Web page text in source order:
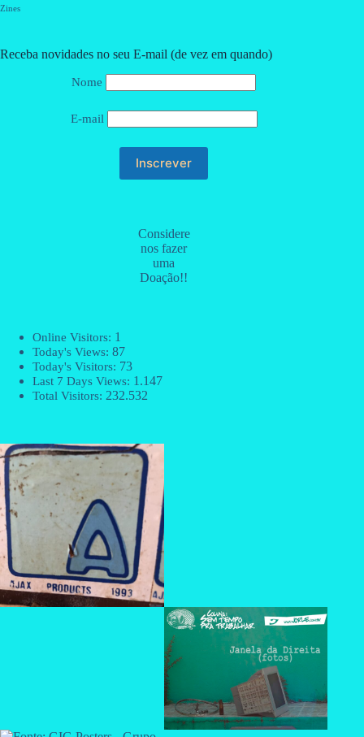
Zines
Receba novidades no seu E-mail (de vez em quando)
Nome
E-mail
Considere
nos fazer
uma
Doação!!
Online Visitors: 1
Today's Views: 87
Today's Visitors: 73
Last 7 Days Views: 1.147
Total Visitors: 232.532